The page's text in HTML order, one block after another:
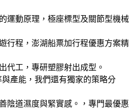
運動原理，極座標型及關節型機械
行程，澎湖船票加行程優惠方案精
代工，專研塑膠射出成型。
產能，我們還有獨家的策略分
陰道濕度與緊實感。，專門最優惠